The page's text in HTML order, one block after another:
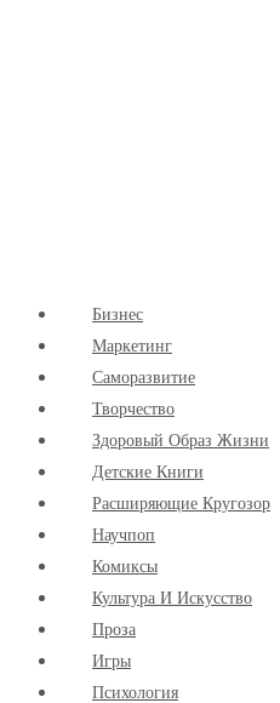
Бизнес
Маркетинг
Cаморазвитие
Творчество
Здоровый Образ Жизни
Детские Книги
Расширяющие Кругозор
Научпоп
Комиксы
Культура И Искусство
Проза
Игры
Психология